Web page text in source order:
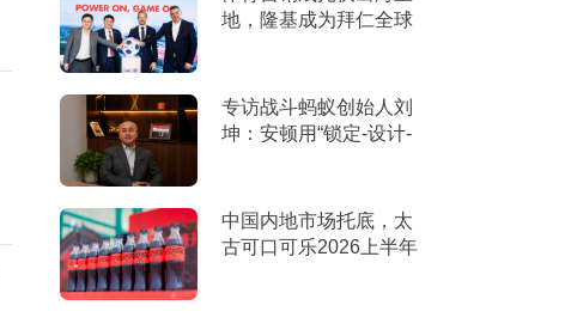
地，隆基成为拜仁全球
专访战斗蚂蚁创始人刘
坤：安顿用“锁定-设计-
中国内地市场托底，太
古可口可乐2026上半年